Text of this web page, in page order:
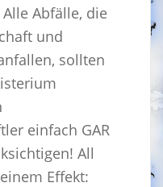
Abfälle, die
und
sollten
einfach GAR
All
Effekt: